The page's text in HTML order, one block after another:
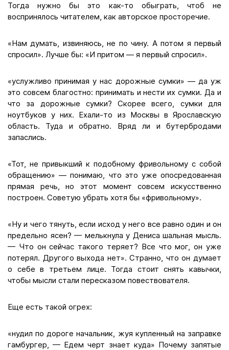
Тогда нужно бы это как-то обыграть, чтоб не
воспринялось читателем, как авторское просторечие.
«Нам думать, извиняюсь, не по чину. А потом я первый
спросил». Лучше бы: «И притом — я первый спросил».
«услужливо принимая у нас дорожные сумки» — да уж
это совсем благостно: принимать и нести их сумки. Да и
что за дорожные сумки? Скорее всего, сумки для
ноутбуков у них. Ехали-то из Москвы в Ярославскую
область. Туда и обратно. Вряд ли и бутербродами
запаслись.
«Тот, не привыкший к подобному фривольному с собой
обращению» — понимаю, что это уже опосредованная
прямая речь, но этот момент совсем искусственно
построен. Советую убрать хотя бы «фривольному».
«Ну и чего тянуть, если исход у него все равно один и он
предельно ясен? — мелькнула у Дениса шальная мысль.
— Что он сейчас такого теряет? Все что мог, он уже
потерял. Другого выхода нет». Странно, что он думает
о себе в третьем лице. Тогда стоит снять кавычки,
чтобы мысли стали пересказом повествователя.
Еще есть такой огрех:
«нудил по дороге начальник, жуя купленный на заправке
гамбургер, — Едем черт знает куда» Почему запятые